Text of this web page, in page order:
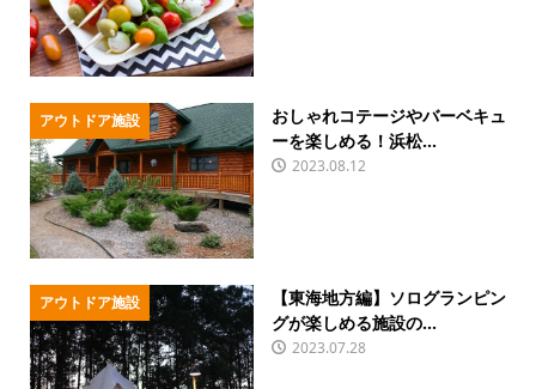
アウトドア施設
おしゃれコテージやバーベキュ
ーを楽しめる！浜松...
2023.08.12
アウトドア施設
【東海地方編】ソログランピン
グが楽しめる施設の...
2023.07.28